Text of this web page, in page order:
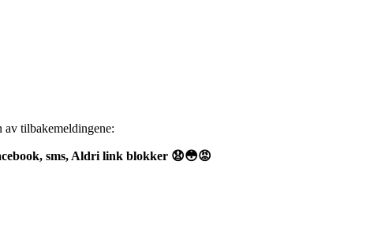
tilbakemeldingene:
sms, Aldri link blokker 😧😳😡